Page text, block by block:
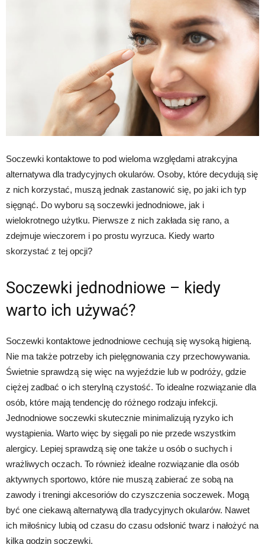
Soczewki kontaktowe to pod wieloma względami atrakcyjna
alternatywa dla tradycyjnych okularów. Osoby, które decydują się
z nich korzystać, muszą jednak zastanowić się, po jaki ich typ
sięgnąć. Do wyboru są soczewki jednodniowe, jak i
wielokrotnego użytku. Pierwsze z nich zakłada się rano, a
zdejmuje wieczorem i po prostu wyrzuca. Kiedy warto
skorzystać z tej opcji?
Soczewki jednodniowe – kiedy
warto ich używać?
Soczewki kontaktowe jednodniowe cechują się wysoką higieną.
Nie ma także potrzeby ich pielęgnowania czy przechowywania.
Świetnie sprawdzą się więc na wyjeździe lub w podróży, gdzie
ciężej zadbać o ich sterylną czystość. To idealne rozwiązanie dla
osób, które mają tendencję do różnego rodzaju infekcji.
Jednodniowe soczewki skutecznie minimalizują ryzyko ich
wystąpienia. Warto więc by sięgali po nie przede wszystkim
alergicy. Lepiej sprawdzą się one także u osób o suchych i
wrażliwych oczach. To również idealne rozwiązanie dla osób
aktywnych sportowo, które nie muszą zabierać ze sobą na
zawody i treningi akcesoriów do czyszczenia soczewek. Mogą
być one ciekawą alternatywą dla tradycyjnych okularów. Nawet
ich miłośnicy lubią od czasu do czasu odsłonić twarz i nałożyć na
kilka godzin soczewki.